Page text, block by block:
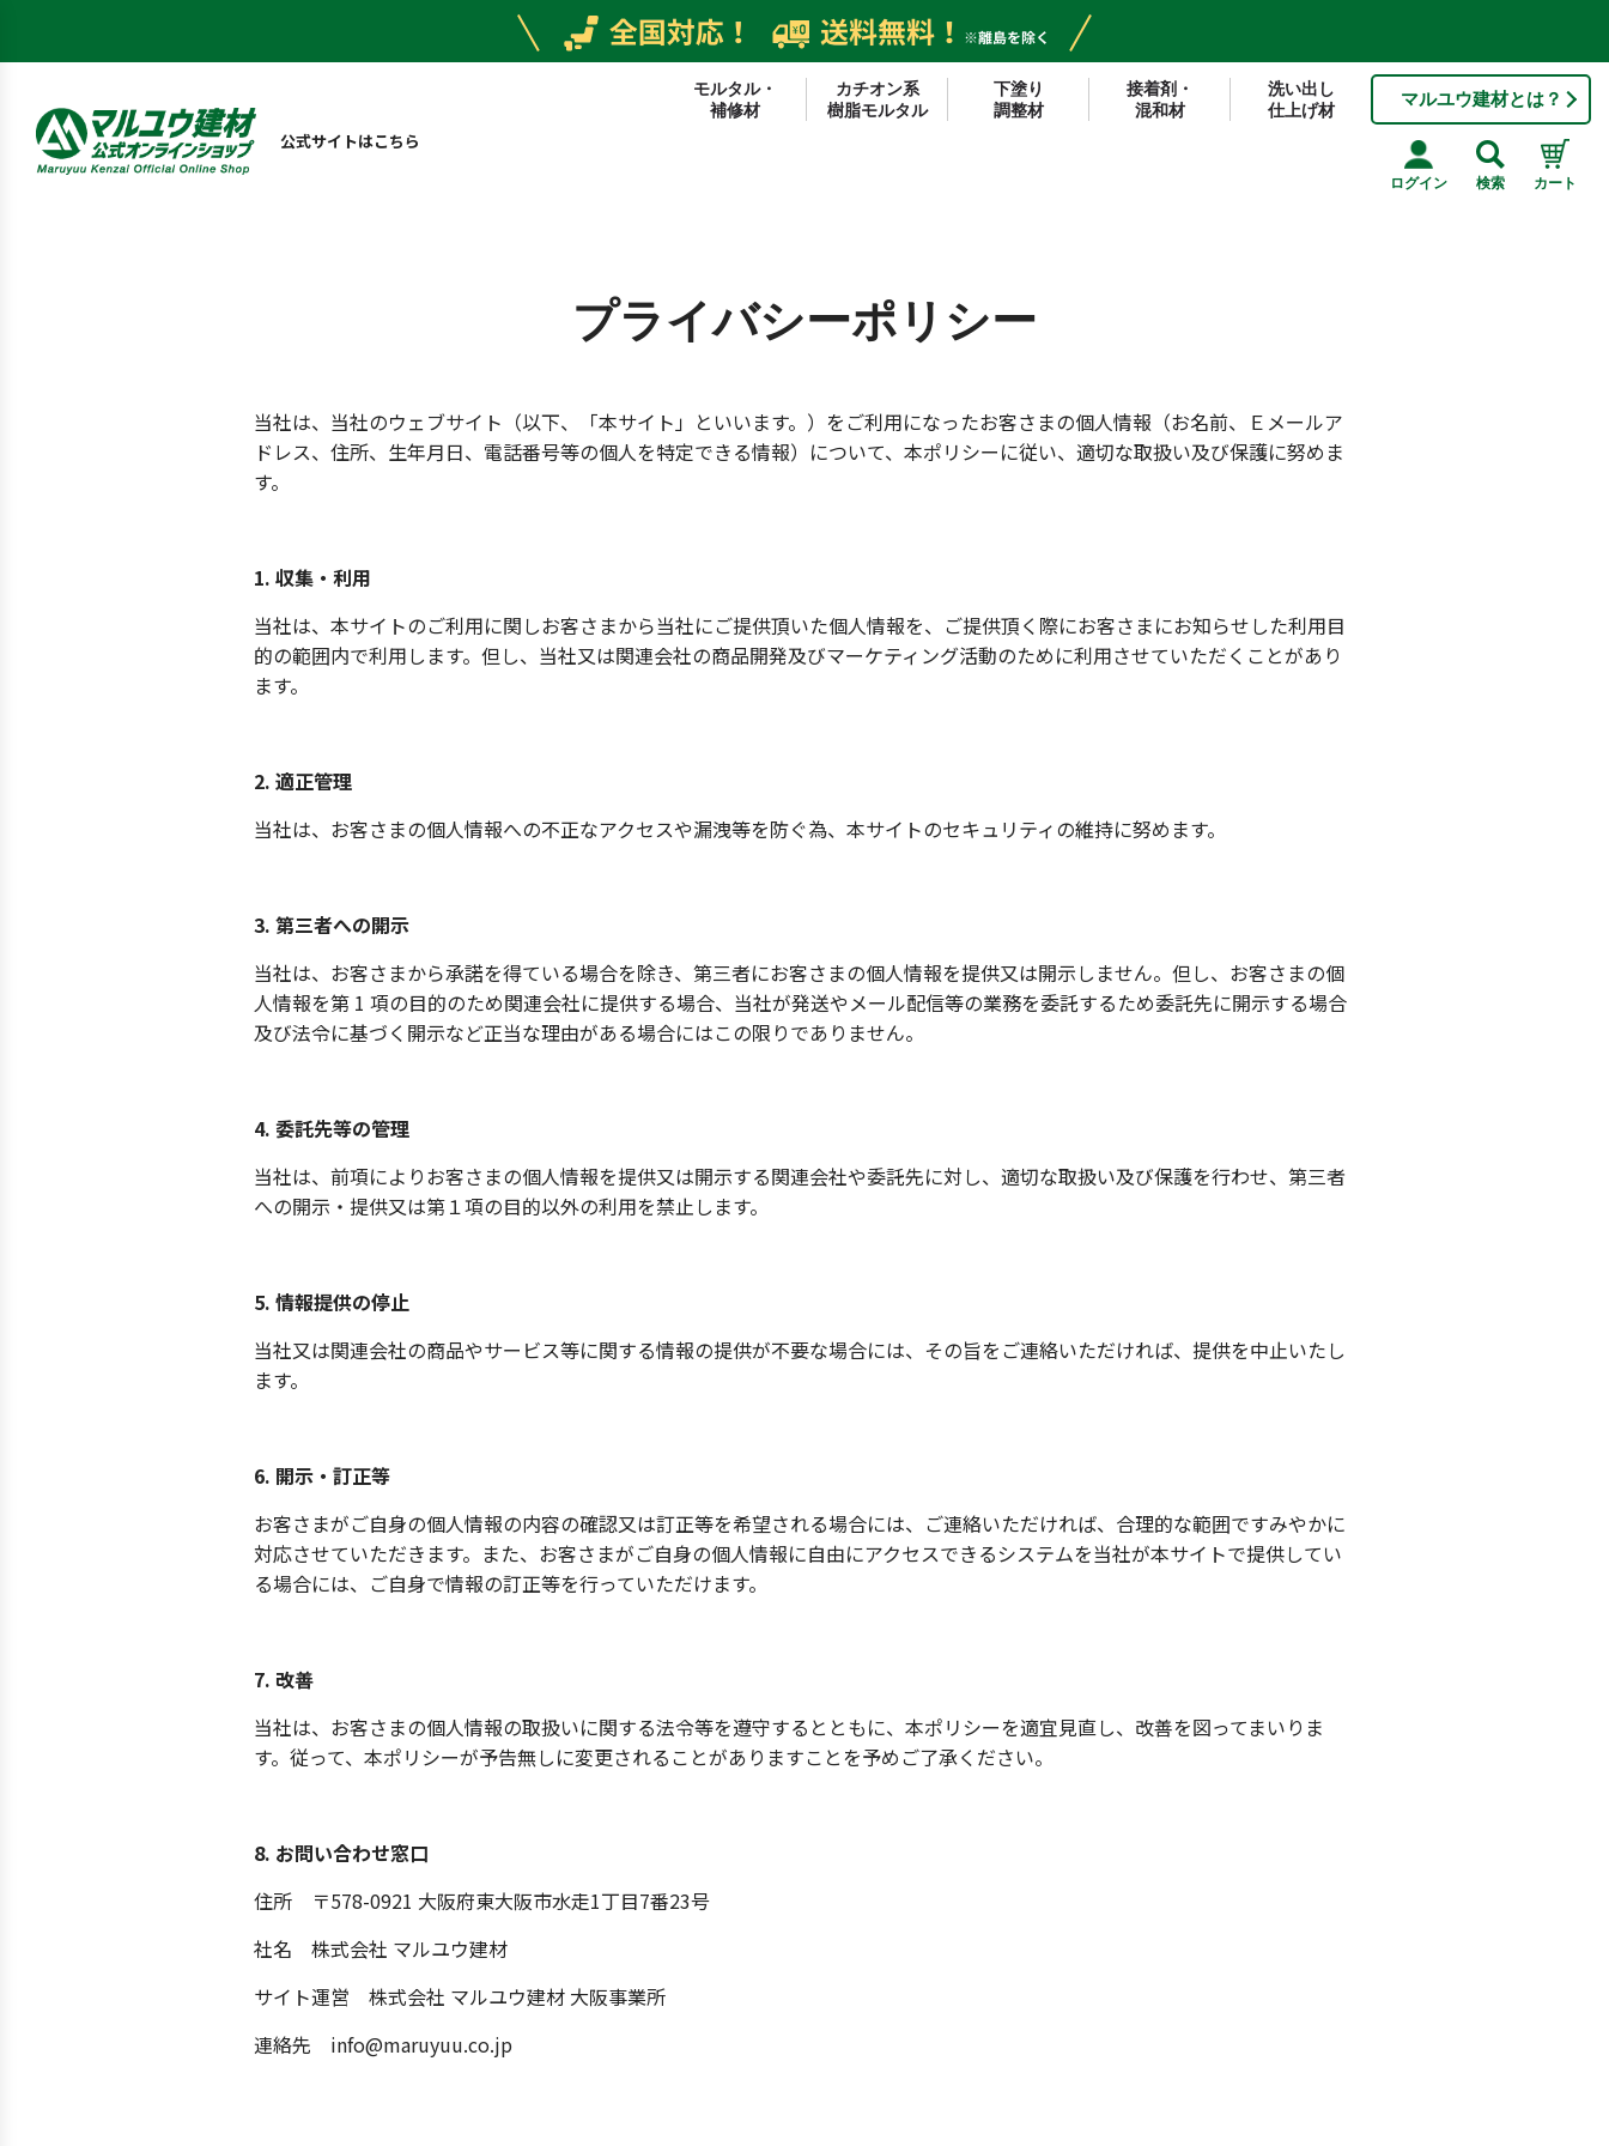
公式サイトはこちら
モルタル・
補修材
カチオン系
樹脂モルタル
下塗り
調整材
接着剤・
混和材
洗い出し
仕上げ材
マルユウ建材とは？
ログイン 検索 カート
プライバシーポリシー
当社は、当社のウェブサイト（以下、「本サイト」といいます。）をご利用になったお客さまの個人情報（お名前、Ｅメールア
ドレス、住所、生年月日、電話番号等の個人を特定できる情報）について、本ポリシーに従い、適切な取扱い及び保護に努めま
す。
1. 収集・利用
当社は、本サイトのご利用に関しお客さまから当社にご提供頂いた個人情報を、ご提供頂く際にお客さまにお知らせした利用目
的の範囲内で利用します。但し、当社又は関連会社の商品開発及びマーケティング活動のために利用させていただくことがあり
ます。
2. 適正管理
当社は、お客さまの個人情報への不正なアクセスや漏洩等を防ぐ為、本サイトのセキュリティの維持に努めます。
3. 第三者への開示
当社は、お客さまから承諾を得ている場合を除き、第三者にお客さまの個人情報を提供又は開示しません。但し、お客さまの個
人情報を第 1 項の目的のため関連会社に提供する場合、当社が発送やメール配信等の業務を委託するため委託先に開示する場合
及び法令に基づく開示など正当な理由がある場合にはこの限りでありません。
4. 委託先等の管理
当社は、前項によりお客さまの個人情報を提供又は開示する関連会社や委託先に対し、適切な取扱い及び保護を行わせ、第三者
への開示・提供又は第１項の目的以外の利用を禁止します。
5. 情報提供の停止
当社又は関連会社の商品やサービス等に関する情報の提供が不要な場合には、その旨をご連絡いただければ、提供を中止いたし
ます。
6. 開示・訂正等
お客さまがご自身の個人情報の内容の確認又は訂正等を希望される場合には、ご連絡いただければ、合理的な範囲ですみやかに
対応させていただきます。また、お客さまがご自身の個人情報に自由にアクセスできるシステムを当社が本サイトで提供してい
る場合には、ご自身で情報の訂正等を行っていただけます。
7. 改善
当社は、お客さまの個人情報の取扱いに関する法令等を遵守するとともに、本ポリシーを適宜見直し、改善を図ってまいりま
す。従って、本ポリシーが予告無しに変更されることがありますことを予めご了承ください。
8. お問い合わせ窓口
住所
〒578-0921 大阪府東大阪市水走1丁目7番23号
社名 株式会社 マルユウ建材
サイト運営 株式会社 マルユウ建材 大阪事業所
連絡先 info@maruyuu.co.jp